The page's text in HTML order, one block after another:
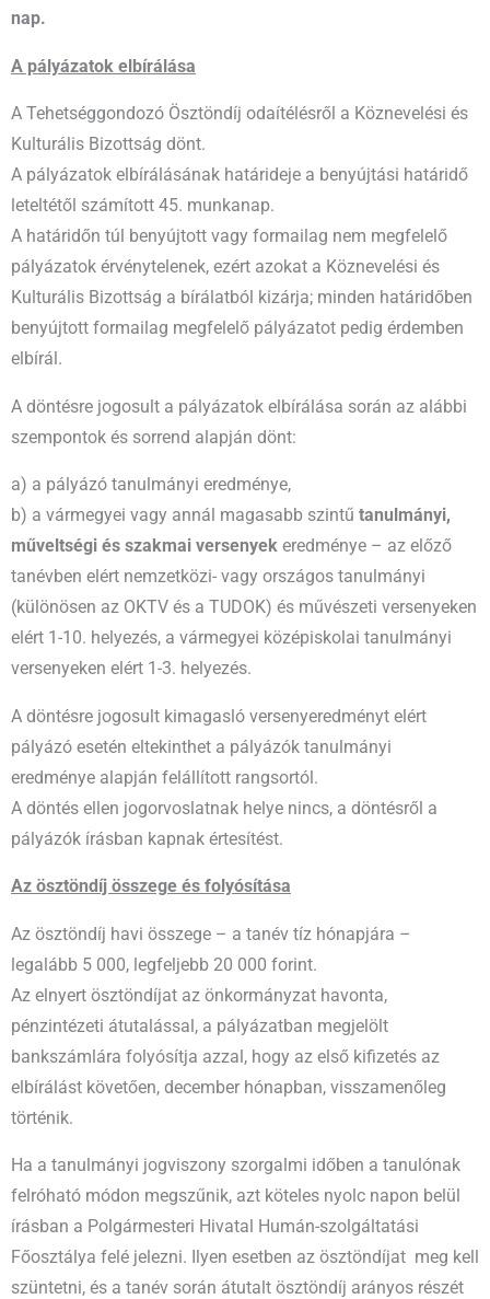
nap.
A pályázatok elbírálása
A Tehetséggondozó Ösztöndíj odaítélésről a Köznevelési és
Kulturális Bizottság dönt.
A pályázatok elbírálásának határideje a benyújtási határidő
leteltétől számított 45. munkanap.
A határidőn túl benyújtott vagy formailag nem megfelelő
pályázatok érvénytelenek, ezért azokat a Köznevelési és
Kulturális Bizottság a bírálatból kizárja; minden határidőben
benyújtott formailag megfelelő pályázatot pedig érdemben
elbírál.
A döntésre jogosult a pályázatok elbírálása során az alábbi
szempontok és sorrend alapján dönt:
a) a pályázó tanulmányi eredménye,
b) a vármegyei vagy annál magasabb szintű tanulmányi,
műveltségi és szakmai versenyek eredménye – az előző
tanévben elért nemzetközi- vagy országos tanulmányi
(különösen az OKTV és a TUDOK) és művészeti versenyeken
elért 1-10. helyezés, a vármegyei középiskolai tanulmányi
versenyeken elért 1-3. helyezés.
A döntésre jogosult kimagasló versenyeredményt elért
pályázó esetén eltekinthet a pályázók tanulmányi
eredménye alapján felállított rangsortól.
A döntés ellen jogorvoslatnak helye nincs, a döntésről a
pályázók írásban kapnak értesítést.
Az ösztöndíj összege és folyósítása
Az ösztöndíj havi összege – a tanév tíz hónapjára –
legalább 5 000, legfeljebb 20 000 forint.
Az elnyert ösztöndíjat az önkormányzat havonta,
pénzintézeti átutalással, a pályázatban megjelölt
bankszámlára folyósítja azzal, hogy az első kifizetés az
elbírálást követően, december hónapban, visszamenőleg
történik.
Ha a tanulmányi jogviszony szorgalmi időben a tanulónak
felróható módon megszűnik, azt köteles nyolc napon belül
írásban a Polgármesteri Hivatal Humán-szolgáltatási
Főosztálya felé jelezni. Ilyen esetben az ösztöndíjat meg kell
szüntetni, és a tanév során átutalt ösztöndíj arányos részét